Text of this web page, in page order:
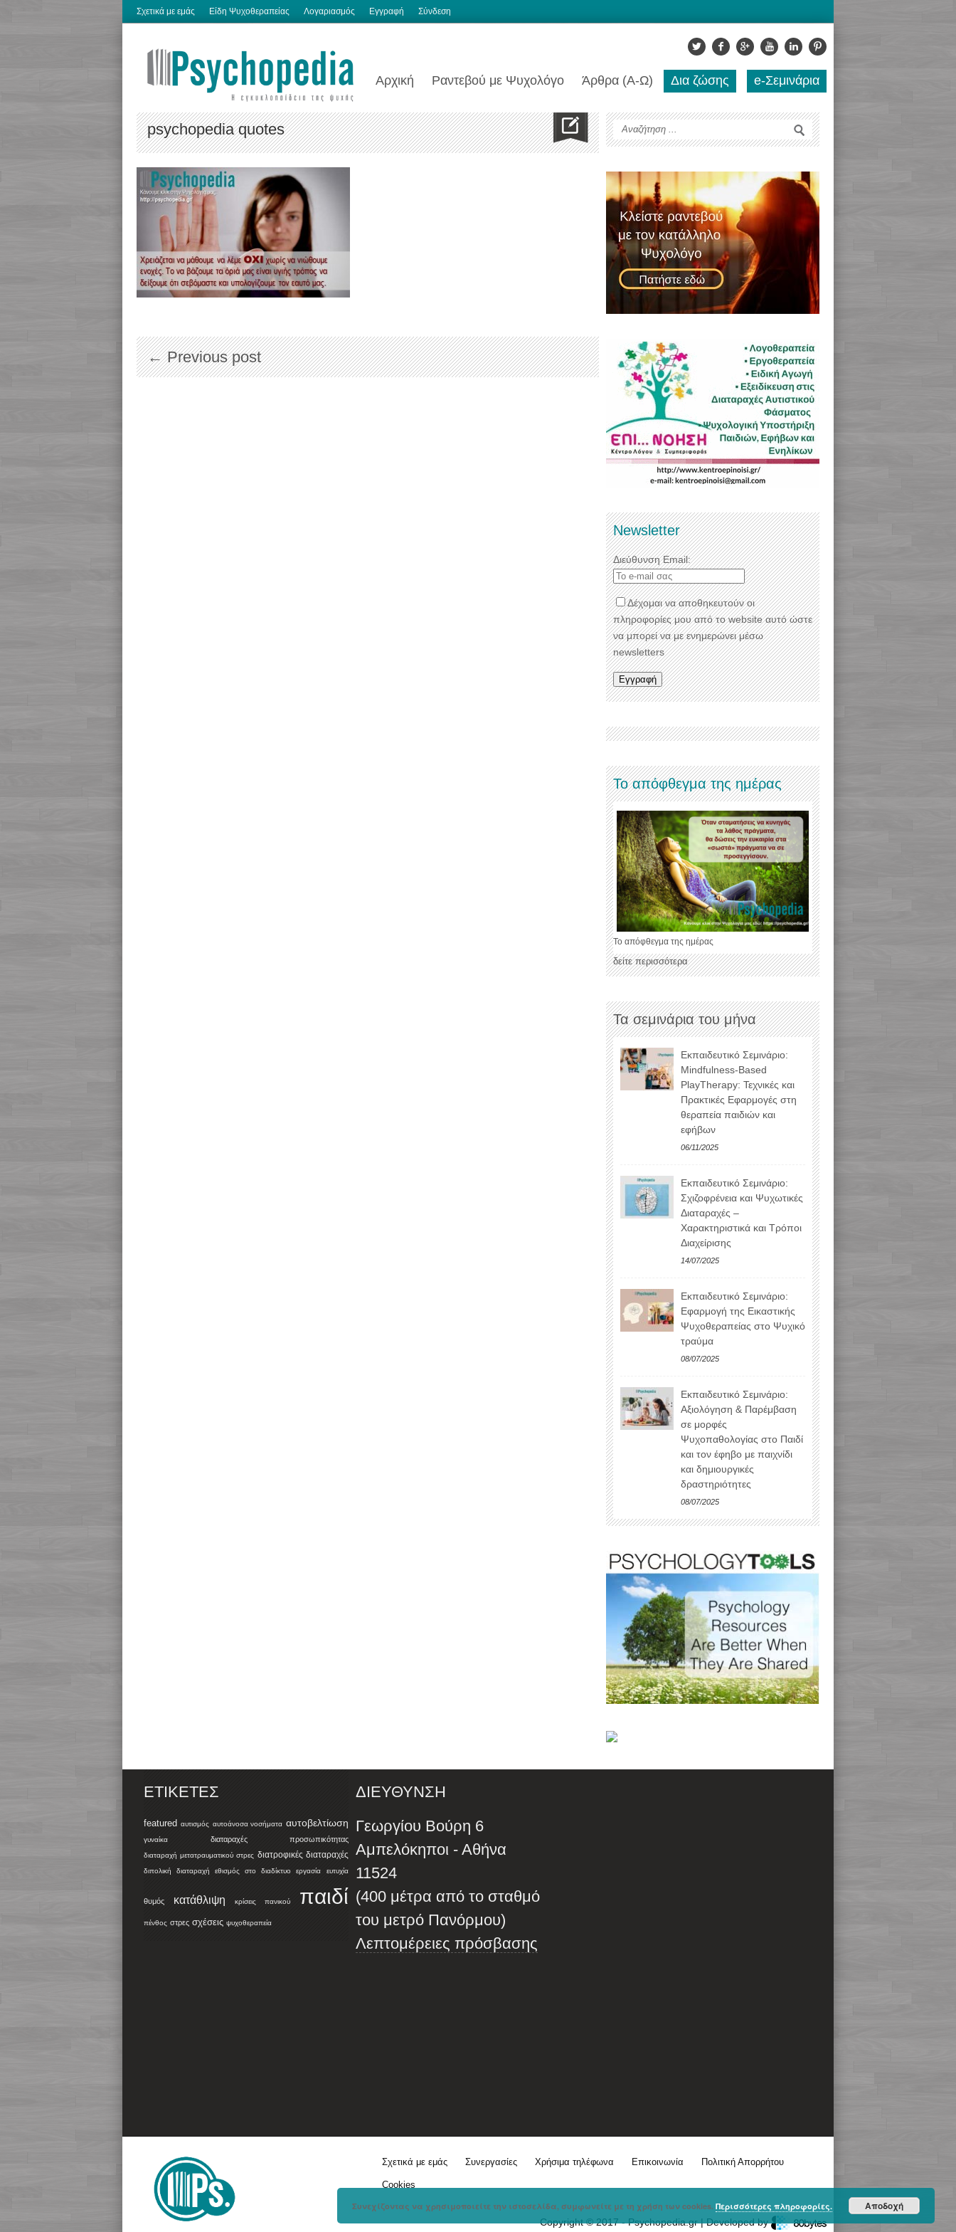
Σχετικά με εμάς Είδη Ψυχοθεραπείας Λογαριασμός Εγγραφή Σύνδεση
Αρχική Ραντεβού με Ψυχολόγο Άρθρα (Α-Ω) Δια ζώσης e-Σεμινάρια
psychopedia quotes
← Previous post
Newsletter
Διεύθυνση Email:
Δέχομαι να αποθηκευτούν οι
πληροφορίες μου από το website αυτό ώστε
να μπορεί να με ενημερώνει μέσω
newsletters
Το απόφθεγμα της ημέρας
Το απόφθεγμα της ημέρας
δείτε περισσότερα
Τα σεμινάρια του μήνα
Εκπαιδευτικό Σεμινάριο:
Mindfulness-Based
PlayTherapy: Τεχνικές και
Πρακτικές Εφαρμογές στη
θεραπεία παιδιών και
εφήβων
06/11/2025
Εκπαιδευτικό Σεμινάριο:
Σχιζοφρένεια και Ψυχωτικές
Διαταραχές –
Χαρακτηριστικά και Τρόποι
Διαχείρισης
14/07/2025
Εκπαιδευτικό Σεμινάριο:
Εφαρμογή της Εικαστικής
Ψυχοθεραπείας στο Ψυχικό
τραύμα
08/07/2025
Εκπαιδευτικό Σεμινάριο:
Αξιολόγηση & Παρέμβαση
σε μορφές
Ψυχοπαθολογίας στο Παιδί
και τον έφηβο με παιχνίδι
και δημιουργικές
δραστηριότητες
08/07/2025
ΕΤΙΚΈΤΕΣ
featured αυτισμός αυτοάνοσα νοσήματα αυτοβελτίωση
γυναίκα διαταραχές προσωπικότητας
διαταραχή μετατραυματικού στρες διατροφικές διαταραχές
διπολική διαταραχή εθισμός στο διαδίκτυο εργασία ευτυχία
θυμός κατάθλιψη κρίσεις πανικού παιδί
πένθος στρες σχέσεις ψυχοθεραπεία
ΔΙΕΥΘΥΝΣΗ
Γεωργίου Βούρη 6
Αμπελόκηποι - Αθήνα
11524
(400 μέτρα από το σταθμό
του μετρό Πανόρμου)
Λεπτομέρειες πρόσβασης
Σχετικά με εμάς Συνεργασίες Χρήσιμα τηλέφωνα Επικοινωνία Πολιτική Απορρήτου
Cookies
Copyright © 2017 - Psychopedia.gr | Developed by
Συνεχίζοντας να χρησιμοποιείτε την ιστοσελίδα, συμφωνείτε με τη χρήση των cookies. Περισσότερες πληροφορίες. Αποδοχή